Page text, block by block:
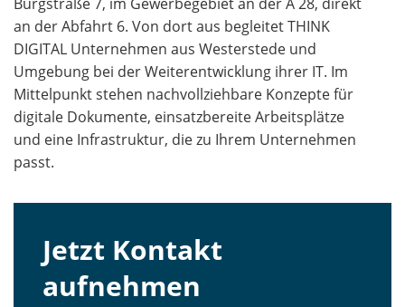
an der Abfahrt 6. Von dort aus begleitet THINK
DIGITAL Unternehmen aus Westerstede und
Umgebung bei der Weiterentwicklung ihrer IT. Im
Mittelpunkt stehen nachvollziehbare Konzepte für
digitale Dokumente, einsatzbereite Arbeitsplätze
und eine Infrastruktur, die zu Ihrem Unternehmen
passt.
Jetzt Kontakt
aufnehmen